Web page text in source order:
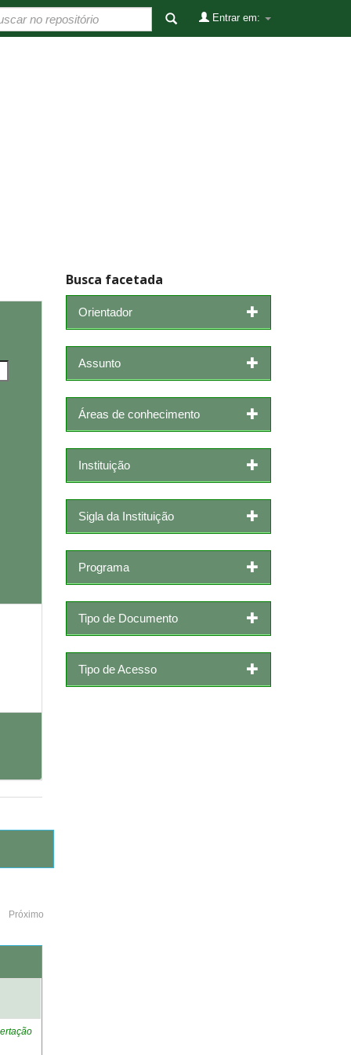
Entrar em:
Próximo
Busca facetada
Orientador
Assunto
Áreas de conhecimento
Instituição
Sigla da Instituição
Programa
Tipo de Documento
Tipo de Acesso